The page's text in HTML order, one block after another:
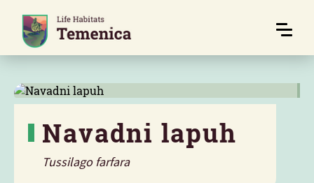
Navadni lapuh
Tussilago farfara